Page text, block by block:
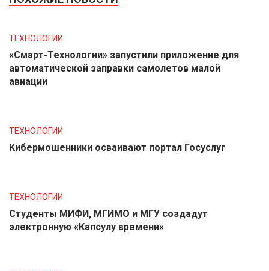
ТЕХНОЛОГИИ
«Смарт-Технологии» запустили приложение для
автоматической заправки самолетов малой
авиации
ТЕХНОЛОГИИ
Кибермошенники осваивают портал Госуслуг
ТЕХНОЛОГИИ
Студенты МИФИ, МГИМО и МГУ создадут
электронную «Капсулу времени»